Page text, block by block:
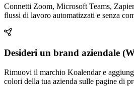
Connetti Zoom, Microsoft Teams,
flussi di lavoro automatizzati e senza
Desideri un brand aziendale
Rimuovi il marchio Koalendar e
colori della tua azienda sulle pagine di